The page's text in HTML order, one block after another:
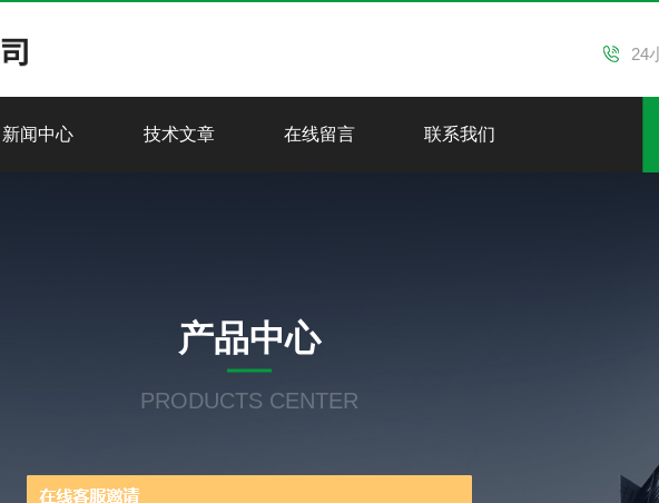
24
新闻中心 技术文章 在线留言 联系我们
产品中心
PRODUCTS CENTER